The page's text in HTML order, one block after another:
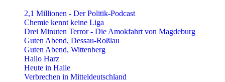
2,1 Millionen - Der Politik-Podcast
Chemie kennt keine Liga
Drei Minuten Terror - Die Amokfahrt von Magdeburg
Guten Abend, Dessau-Roßlau
Guten Abend, Wittenberg
Hallo Harz
Heute in Halle
Verbrechen in Mitteldeutschland